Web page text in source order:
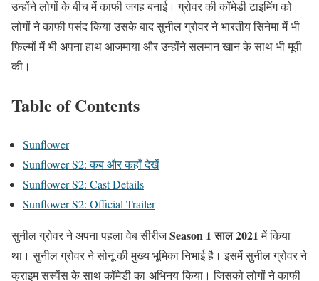
उन्होंने लोगों के बीच में काफी जगह बनाई। ग्रोवर की कॉमेडी टाइमिंग को
लोगों ने काफी पसंद किया उसके बाद सुनील ग्रोवर ने भारतीय सिनेमा में भी
फिल्मों में भी अपना हाथ आजमाया और उन्होंने सलमान खान के साथ भी मूवी
की।
Table of Contents
Sunflower
Sunflower S2: कब और कहाँ देखें
Sunflower S2: Cast Details
Sunflower S2: Official Trailer
सुनील ग्रोवर ने अपना पहला वेब सीरीजSeason 1 साल 2021में किया
था। सुनील ग्रोवर ने सोनू की मुख्य भूमिका निभाई है। इसमें सुनील ग्रोवर ने
क्राइम सस्पेंस के साथ कॉमेडी का अभिनय किया। जिसको लोगों ने काफी